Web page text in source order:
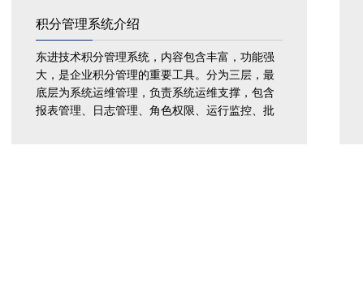
积分管理系统介绍
东进技术积分管理系统，内容包含丰富，功能强
大，是企业积分管理的重要工具。分为三层，最
底层为系统运维管理，负责系统运维支撑，包含
报表管理、日志管理、角色权限、运行监控、批